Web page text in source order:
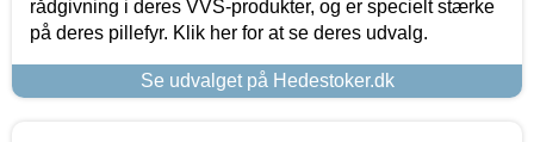
rådgivning i deres VVS-produkter, og er specielt stærke
på deres pillefyr. Klik her for at se deres udvalg.
Se udvalget på Hedestoker.dk